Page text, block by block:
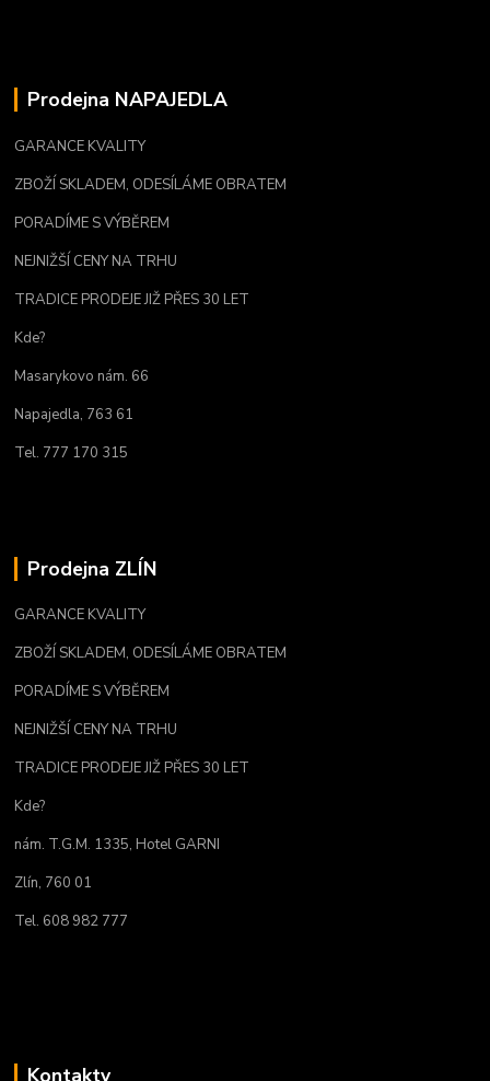
Prodejna NAPAJEDLA
GARANCE KVALITY
ZBOŽÍ SKLADEM, ODESÍLÁME OBRATEM
PORADÍME S VÝBĚREM
NEJNIŽŠÍ CENY NA TRHU
TRADICE PRODEJE JIŽ PŘES 30 LET
Kde?
Masarykovo nám. 66
Napajedla, 763 61
Tel. 777 170 315
Prodejna ZLÍN
GARANCE KVALITY
ZBOŽÍ SKLADEM, ODESÍLÁME OBRATEM
PORADÍME S VÝBĚREM
NEJNIŽŠÍ CENY NA TRHU
TRADICE PRODEJE JIŽ PŘES 30 LET
Kde?
nám. T.G.M. 1335, Hotel GARNI
Zlín, 760 01
Tel. 608 982 777